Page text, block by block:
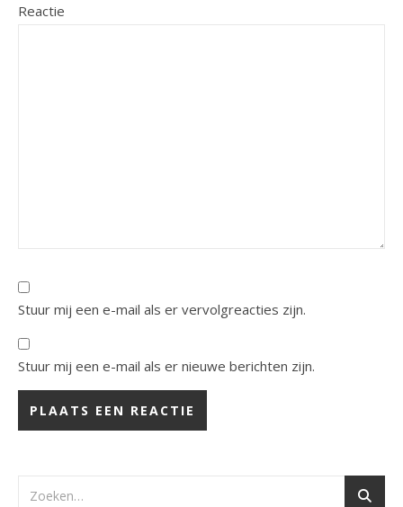
Reactie
Stuur mij een e-mail als er vervolgreacties zijn.
Stuur mij een e-mail als er nieuwe berichten zijn.